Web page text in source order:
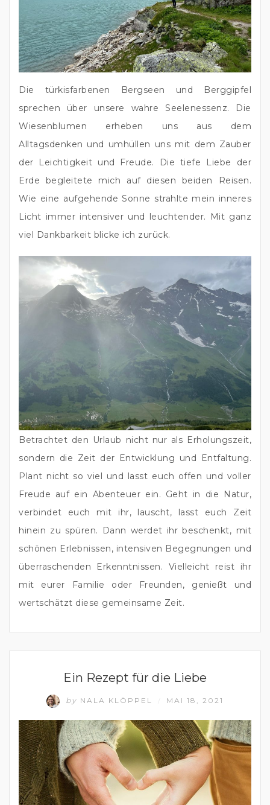
Die türkisfarbenen Bergseen und Berggipfel
sprechen über unsere wahre Seelenessenz. Die
Wiesenblumen erheben uns aus dem
Alltagsdenken und umhüllen uns mit dem Zauber
der Leichtigkeit und Freude. Die tiefe Liebe der
Erde begleitete mich auf diesen beiden Reisen.
Wie eine aufgehende Sonne strahlte mein inneres
Licht immer intensiver und leuchtender. Mit ganz
viel Dankbarkeit blicke ich zurück.
Betrachtet den Urlaub nicht nur als Erholungszeit,
sondern die Zeit der Entwicklung und Entfaltung.
Plant nicht so viel und lasst euch offen und voller
Freude auf ein Abenteuer ein. Geht in die Natur,
verbindet euch mit ihr, lauscht, lasst euch Zeit
hinein zu spüren. Dann werdet ihr beschenkt, mit
schönen Erlebnissen, intensiven Begegnungen und
überraschenden Erkenntnissen. Vielleicht reist ihr
mit eurer Familie oder Freunden, genießt und
wertschätzt diese gemeinsame Zeit.
GLÜCKLICHES UND ERFÜLLTES LEBEN
Ein Rezept für die Liebe
by NALA KLÖPPEL MAI 18, 2021